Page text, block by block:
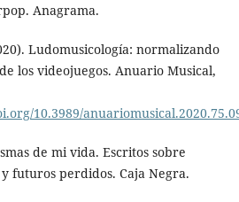
Anagrama.
Ludomusicología: normalizando
los videojuegos. Anuario Musical,
10.3989/
de mi vida. Escritos sobre
futuros perdidos. Caja Negra.